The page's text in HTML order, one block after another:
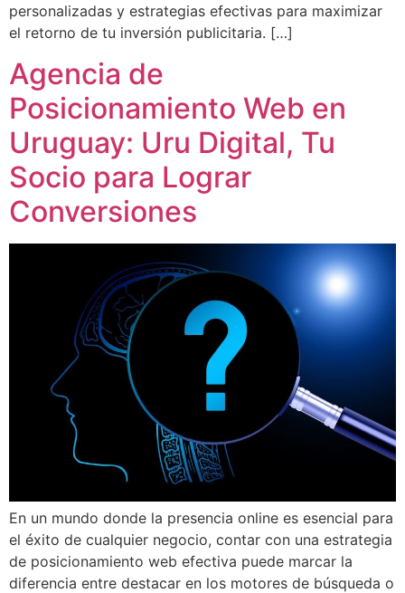
personalizadas y estrategias efectivas para maximizar
el retorno de tu inversión publicitaria. […]
Agencia de
Posicionamiento Web en
Uruguay: Uru Digital, Tu
Socio para Lograr
Conversiones
En un mundo donde la presencia online es esencial para
el éxito de cualquier negocio, contar con una estrategia
de posicionamiento web efectiva puede marcar la
diferencia entre destacar en los motores de búsqueda o